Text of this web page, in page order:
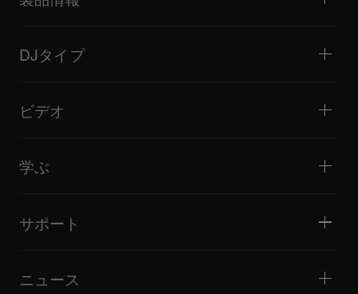
DJミキサー
オールインワンDJシステム
DJサンプラー
DJエフェクター
モニタースピーカー
ポータブルDJスピーカー
DJタイプ
ライブストリーミング
ミニクラブ / バー・ラウンジ
バトル / パフォーマンス
音楽制作
ビデオ
チュートリアル
ヒント・テクニック
カルチャー
ドキュメンタリー
学ぶ
DJスクール
Open format/Hip Hop DJにお勧めの製品
サポート
ファームウェア・ドライバのダウンロード
ニュース